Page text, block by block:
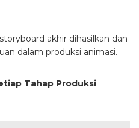
akhir dihasilkan dan
dalam produksi animasi.
Tahap Produksi